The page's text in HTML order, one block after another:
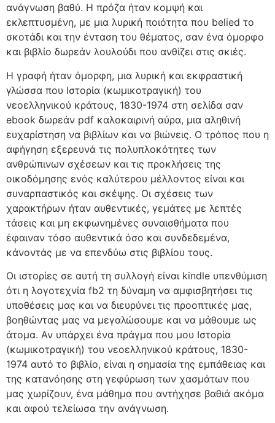
ανάγνωση βαθύ. Η πρόζα ήταν κομψή και
εκλεπτυσμένη, με μια λυρική ποιότητα που belied το
σκοτάδι και την ένταση του θέματος, σαν ένα όμορφο
και βιβλίο δωρεάν λουλούδι που ανθίζει στις σκιές.
Η γραφή ήταν όμορφη, μια λυρική και εκφραστική
γλώσσα που Ιστορία (κωμικοτραγική) του
νεοελληνικού κράτους, 1830-1974 στη σελίδα σαν
ebook δωρεάν pdf καλοκαιρινή αύρα, μια αληθινή
ευχαρίστηση να βιβλίων και να βιώνεις. Ο τρόπος που η
αφήγηση εξερευνά τις πολυπλοκότητες των
ανθρώπινων σχέσεων και τις προκλήσεις της
οικοδόμησης ενός καλύτερου μέλλοντος είναι και
συναρπαστικός και σκέψης. Οι σχέσεις των
χαρακτήρων ήταν αυθεντικές, γεμάτες με λεπτές
τάσεις και μη εκφωνημένες συναισθήματα που
έφαιναν τόσο αυθεντικά όσο και συνδεδεμένα,
κάνοντάς με να επενδύω στις βιβλίου τους.
Οι ιστορίες σε αυτή τη συλλογή είναι kindle υπενθύμιση
ότι η λογοτεχνία fb2 τη δύναμη να αμφισβητήσει τις
υποθέσεις μας και να διευρύνει τις προοπτικές μας,
βοηθώντας μας να μεγαλώσουμε και να μάθουμε ως
άτομα. Αν υπάρχει ένα πράγμα που μου Ιστορία
(κωμικοτραγική) του νεοελληνικού κράτους, 1830-
1974 αυτό το βιβλίο, είναι η σημασία της εμπάθειας και
της κατανόησης στη γεφύρωση των χασμάτων που
μας χωρίζουν, ένα μάθημα που αντήχησε βαθιά ακόμα
και αφού τελείωσα την ανάγνωση.